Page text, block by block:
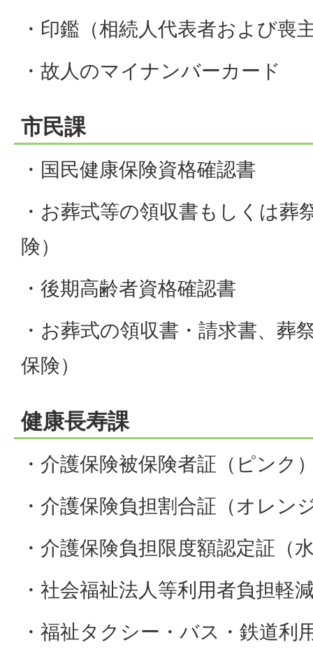
・印鑑（相続人代表者および喪
・故人のマイナンバーカード
市民課
・国民健康保険資格確認書
・お葬式等の領収書もしくは葬
険）
・後期高齢者資格確認書
・お葬式の領収書・請求書、葬
保険）
健康長寿課
・介護保険被保険者証（ピンク
・介護保険負担割合証（オレン
・介護保険負担限度額認定証（
・社会福祉法人等利用者負担軽
・福祉タクシー・バス・鉄道利